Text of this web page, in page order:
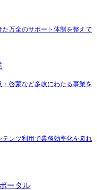
万全のサポート体制を整えて
啓蒙など多岐にわたる事業を
ンツ利用で業務効率化を図れ
ータル